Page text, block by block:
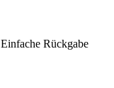
Einfache Rückgabe